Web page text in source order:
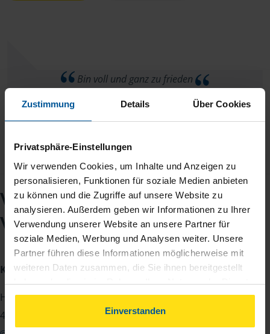
Zustimmung Details Über Cookies
Privatsphäre-Einstellungen
Wir verwenden Cookies, um Inhalte und Anzeigen zu
personalisieren, Funktionen für soziale Medien anbieten
zu können und die Zugriffe auf unsere Website zu
analysieren. Außerdem geben wir Informationen zu Ihrer
Verwendung unserer Website an unsere Partner für
soziale Medien, Werbung und Analysen weiter. Unsere
Partner führen diese Informationen möglicherweise mit
weiteren Daten zusammen, die Sie ihnen bereitgestellt
haben oder die sie im Rahmen Ihrer Nutzung der Dienste
gesammelt haben. Indem Sie auf Einverstanden klicken,
können Sie der Verwendung von Cookies, gemäß
unserer➔ Datenschutzrichtliniezustimmen.
Einverstanden
Bin voll und ganz zu frieden
anonymes VLH-Mitglied
VLH-Beratungsstelle
Wilfried Giertz
Kontakt
Heinz-Kluncker-Str. 1
42285 Wuppertal